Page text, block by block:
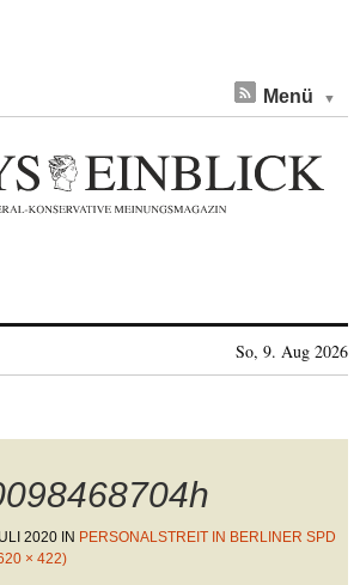
Menü
So, 9. Aug 2026
2020 IN PERSONALSTREIT IN BERLINER SPD
× 422)